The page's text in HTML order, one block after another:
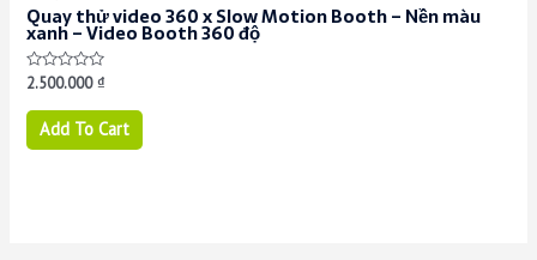
Quay thử video 360 x Slow Motion Booth – Nền màu
xanh – Video Booth 360 độ
Rated
out
2.500.000₫
Add To Cart